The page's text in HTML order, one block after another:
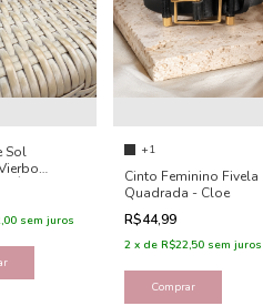
Sol
- Ângela
sem juros
+1
Cinto Feminino Fivela
Quadrada - Cloe
R$44,99
2 x de R$22,50 sem juros
Comprar